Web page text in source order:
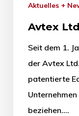
Aktuelles +
Avtex
Seit dem 1.
der Avtex
patentierte
beziehen.…